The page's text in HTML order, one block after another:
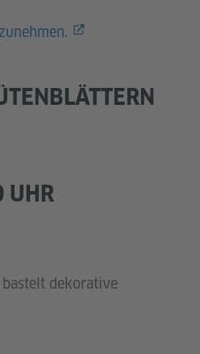
UHR
dekorative